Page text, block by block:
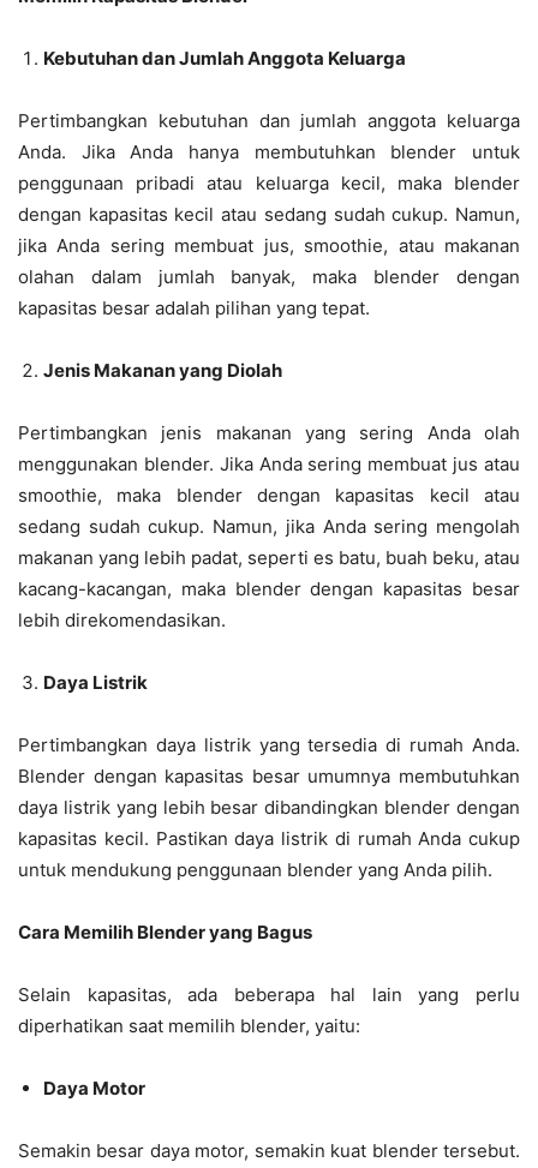
Kebutuhan dan Jumlah Anggota Keluarga
Pertimbangkan kebutuhan dan jumlah anggota keluarga
Anda. Jika Anda hanya membutuhkan blender untuk
penggunaan pribadi atau keluarga kecil, maka blender
dengan kapasitas kecil atau sedang sudah cukup. Namun,
jika Anda sering membuat jus, smoothie, atau makanan
olahan dalam jumlah banyak, maka blender dengan
kapasitas besar adalah pilihan yang tepat.
Jenis Makanan yang Diolah
Pertimbangkan jenis makanan yang sering Anda olah
menggunakan blender. Jika Anda sering membuat jus atau
smoothie, maka blender dengan kapasitas kecil atau
sedang sudah cukup. Namun, jika Anda sering mengolah
makanan yang lebih padat, seperti es batu, buah beku, atau
kacang-kacangan, maka blender dengan kapasitas besar
lebih direkomendasikan.
Daya Listrik
Pertimbangkan daya listrik yang tersedia di rumah Anda.
Blender dengan kapasitas besar umumnya membutuhkan
daya listrik yang lebih besar dibandingkan blender dengan
kapasitas kecil. Pastikan daya listrik di rumah Anda cukup
untuk mendukung penggunaan blender yang Anda pilih.
Cara Memilih Blender yang Bagus
Selain kapasitas, ada beberapa hal lain yang perlu
diperhatikan saat memilih blender, yaitu:
Daya Motor
Semakin besar daya motor, semakin kuat blender tersebut.